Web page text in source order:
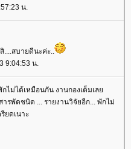
น.
....สบายดีนะค่ะ..
9:04:53 น.
ม่ได้เหมือนกัน งานกองเต็มเล
รพัดชนิด ... รายงานวิจัยอีก... พักไม่
ยดเนาะ